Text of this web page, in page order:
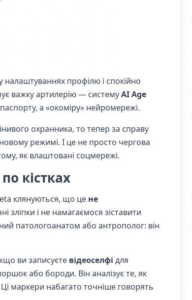
профілю і спокійно
важку артилерію — системуAI Age
а «окоміру» нейромережі.
охранника, то тепер за справу
режимі. І це не просто чергова
як влаштовані соцмережі.
кістках
клянуються, що це не
зліпки і не намагаємося зіставити
патологоанатом або антрополог: він
ви записуєте відеоселфі для
або бороди. Він аналізує те, як
маркери набагато точніше говорять